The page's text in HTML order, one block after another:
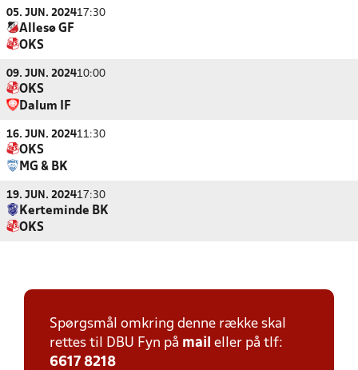
05. JUN. 202417:30
Allesø GF
OKS
09. JUN. 202410:00
OKS
Dalum IF
16. JUN. 202411:30
OKS
MG & BK
19. JUN. 202417:30
Kerteminde BK
OKS
Spørgsmål omkring denne række skal
rettes til DBU Fyn på mail eller på tlf:
6617 8218